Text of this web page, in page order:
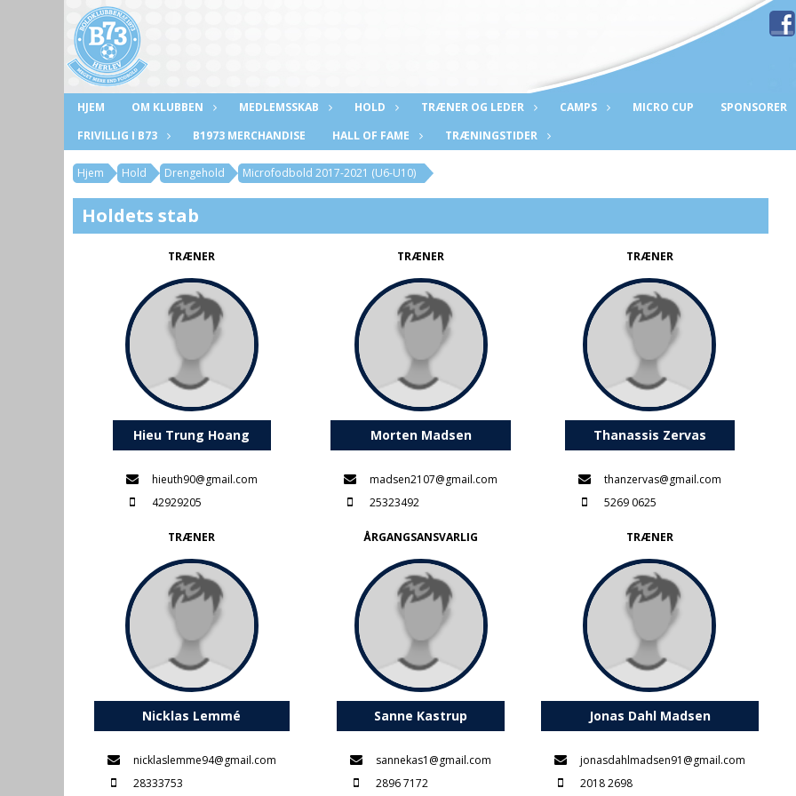
HJEM OM KLUBBEN MEDLEMSSKAB HOLD TRÆNER OG LEDER CAMPS MICRO CUP
SPONSORER
FRIVILLIG I B73
B1973 MERCHANDISE HALL OF FAME TRÆNINGSTIDER
Hjem Hold Drengehold Microfodbold 2017-2021 (U6-U10)
Holdets stab
TRÆNER
Hieu Trung Hoang
hieuth90@gmail.com
42929205
TRÆNER
Morten Madsen
madsen2107@gmail.com
25323492
TRÆNER
Thanassis Zervas
thanzervas@gmail.com
5269 0625
TRÆNER
Nicklas Lemmé
nicklaslemme94@gmail.com
28333753
ÅRGANGSANSVARLIG
Sanne Kastrup
sannekas1@gmail.com
2896 7172
TRÆNER
Jonas Dahl Madsen
jonasdahlmadsen91@gmail.com
2018 2698